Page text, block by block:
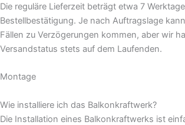
Die reguläre Lieferzeit beträgt etwa 7
Bestellbestätigung. Je nach Auftragslage
Fällen zu Verzögerungen kommen, aber wir
Versandstatus stets auf dem Laufenden.
Montage
Wie installiere ich das Balkonkraftwerk?
Die Installation eines Balkonkraftwerks ist